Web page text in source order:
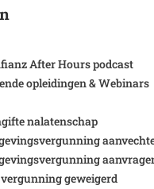
After Hours podcast
opleidingen & Webinars
nalatenschap
geweigerd